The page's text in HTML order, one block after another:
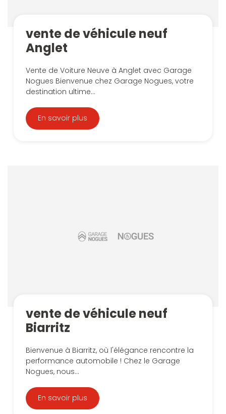
vente de véhicule neuf
Anglet
Vente de Voiture Neuve à Anglet avec Garage
Nogues Bienvenue chez Garage Nogues, votre
destination ultime...
En savoir plus
vente de véhicule neuf
Biarritz
Bienvenue à Biarritz, où l'élégance rencontre la
performance automobile ! Chez le Garage
Nogues, nous...
En savoir plus